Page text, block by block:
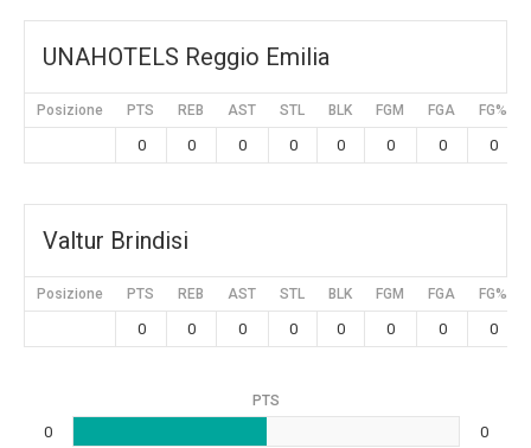
UNAHOTELS Reggio Emilia
Posizione PTS REB AST STL BLK FGM FGA FG%
0 0 0 0 0 0 0 0
Valtur Brindisi
Posizione PTS REB AST STL BLK FGM FGA FG%
0 0 0 0 0 0 0 0
PTS
0 0